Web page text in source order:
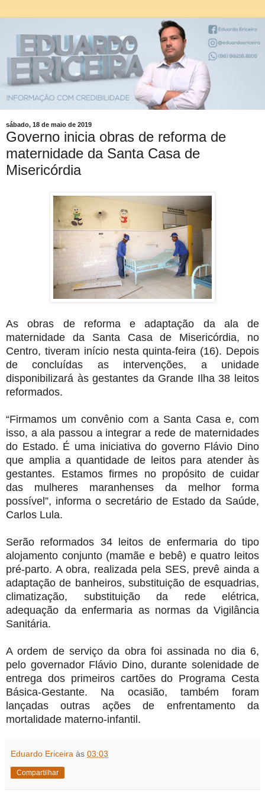
sábado, 18 de maio de 2019
Governo inicia obras de reforma de
maternidade da Santa Casa de
Misericórdia
As obras de reforma e adaptação da ala de
maternidade da Santa Casa de Misericórdia, no
Centro, tiveram início nesta quinta-feira (16). Depois
de concluídas as intervenções, a unidade
disponibilizará às gestantes da Grande Ilha 38 leitos
reformados.
“Firmamos um convênio com a Santa Casa e, com
isso, a ala passou a integrar a rede de maternidades
do Estado. É uma iniciativa do governo Flávio Dino
que amplia a quantidade de leitos para atender às
gestantes. Estamos firmes no propósito de cuidar
das mulheres maranhenses da melhor forma
possível”, informa o secretário de Estado da Saúde,
Carlos Lula.
Serão reformados 34 leitos de enfermaria do tipo
alojamento conjunto (mamãe e bebê) e quatro leitos
pré-parto. A obra, realizada pela SES, prevê ainda a
adaptação de banheiros, substituição de esquadrias,
climatização, substituição da rede elétrica,
adequação da enfermaria as normas da Vigilância
Sanitária.
A ordem de serviço da obra foi assinada no dia 6,
pelo governador Flávio Dino, durante solenidade de
entrega dos primeiros cartões do Programa Cesta
Básica-Gestante. Na ocasião, também foram
lançadas outras ações de enfrentamento da
mortalidade materno-infantil.
Eduardo Ericeira às 03:03
Compartilhar